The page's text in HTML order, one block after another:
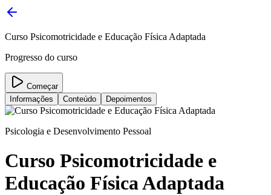
Curso Psicomotricidade e Educação Física Adaptada
Progresso do curso
Começar
Informações
Conteúdo Depoimentos
Psicologia e Desenvolvimento Pessoal
Curso Psicomotricidade e
Educação Física Adaptada